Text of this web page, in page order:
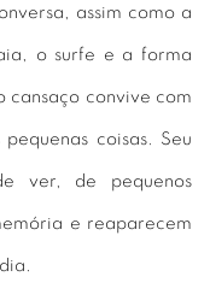
assim como a
o surfe e a forma
cansaço convive com
coisas. Seu
ver, de pequenos
e reaparecem